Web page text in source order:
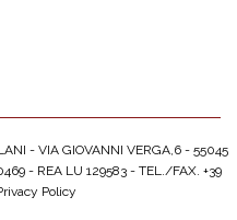
- VIA GIOVANNI VERGA,6 - 55045
- REA LU 129583 - TEL./FAX. +39
Policy